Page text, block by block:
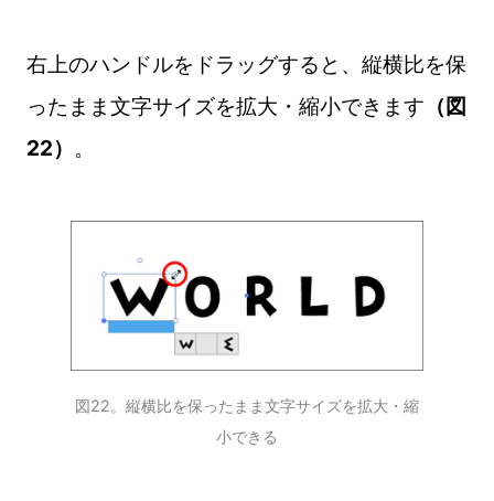
右上のハンドルをドラッグすると、縦横比を保
ったまま文字サイズを拡大・縮小できます （図
22） 。
図22。縦横比を保ったまま文字サイズを拡大・縮
小できる